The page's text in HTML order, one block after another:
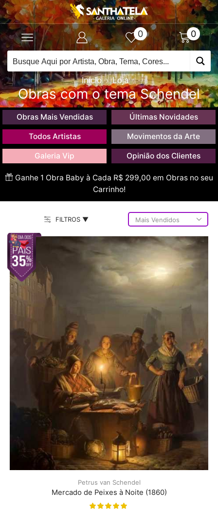
0 0
Início Loja
Obras com o tema Schendel
Obras Mais Vendidas Últimas Novidades
Todos Artistas Movimentos da Arte
Galeria Vip Opinião dos Clientes
Ganhe 1 Obra Baby à Cada R$ 299,00 em Obras no seu
Carrinho!
FILTROS ▼
Petrus van Schendel
Mercado de Peixes à Noite (1860)